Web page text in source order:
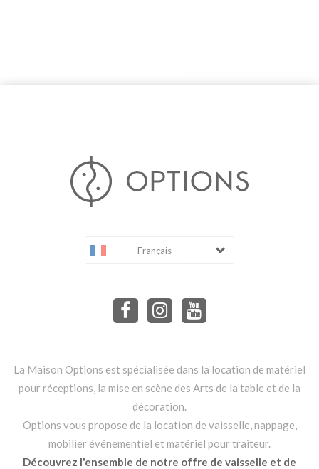
Français
La Maison Options est spécialisée dans la location de matériel
pour réceptions, la mise en scène des Arts de la table et de la
décoration.
Options vous propose de la location de vaisselle, nappage,
mobilier événementiel et matériel pour traiteur.
Découvrez l'ensemble de notre offre de vaisselle et de